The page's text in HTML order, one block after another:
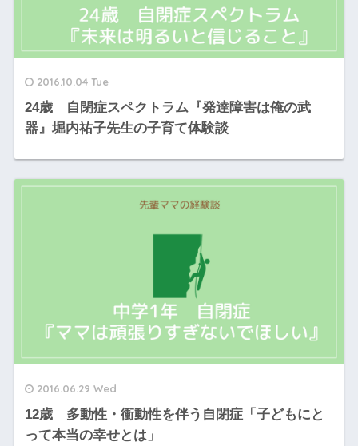
2016.10.04 Tue
24歳 自閉症スペクトラム『発達障害は俺の武
器』堀内祐子先生の子育て体験談
2016.06.29 Wed
12歳 多動性・衝動性を伴う自閉症「子どもにと
って本当の幸せとは」